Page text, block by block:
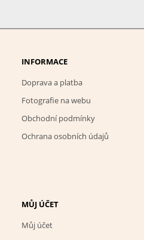
INFORMACE
Doprava a platba
Fotografie na webu
Obchodní podmínky
Ochrana osobních údajů
MŮJ ÚČET
Můj účet